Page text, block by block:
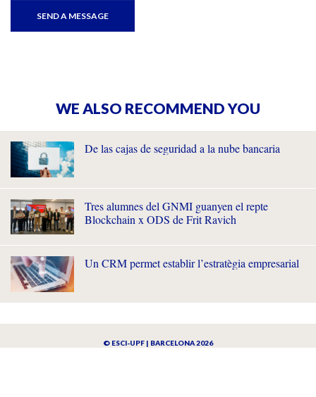
WE ALSO RECOMMEND YOU
De las cajas de seguridad a la nube bancaria
Tres alumnes del GNMI guanyen el repte
Blockchain x ODS de Frit Ravich
Un CRM permet establir l’estratègia empresarial
© ESCI-UPF | BARCELONA 2026